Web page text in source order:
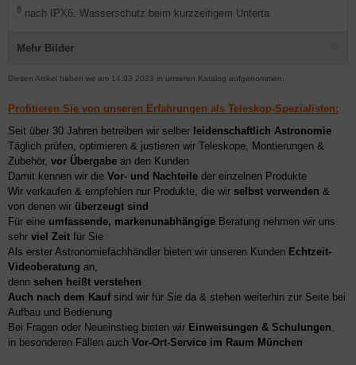
8 nach IPX6, Wasserschutz beim kurzzeitigem Unterta
Mehr Bilder
Diesen Artikel haben wir am 14.03.2023 in unseren Katalog aufgenommen.
Profitieren Sie von unseren Erfahrungen als Teleskop-Spezialisten:
Seit über 30 Jahren betreiben wir selber leidenschaftlich Astronomie
Täglich prüfen, optimieren & justieren wir Teleskope, Montierungen &
Zubehör, vor Übergabe an den Kunden
Damit kennen wir die Vor- und Nachteile der einzelnen Produkte
Wir verkaufen & empfehlen nur Produkte, die wir selbst verwenden &
von denen wir überzeugt sind
Für eine umfassende, markenunabhängige Beratung nehmen wir uns
sehr viel Zeit für Sie
Als erster Astronomiefachhändler bieten wir unseren Kunden Echtzeit-
Videoberatung an,
denn sehen heißt verstehen
Auch nach dem Kaufsind wir für Sie da & stehen weiterhin zur Seite bei
Aufbau und Bedienung
Bei Fragen oder Neueinstieg bieten wir Einweisungen & Schulungen,
in besonderen Fällen auch Vor-Ort-Service im Raum München